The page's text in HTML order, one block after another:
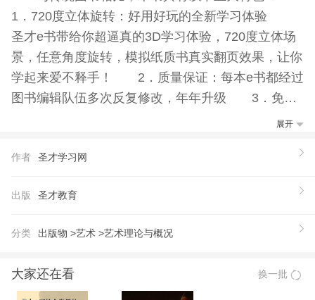
1．720度立体旋转：好用好玩的全新学习体验
圣才e书带给你超逼真的3D学习体验，720度立体场
景，任意角度旋转，模拟纸质书真实翻页效果，让你
学起来爱不释手！ 2．质量保证：每本e书都经过
图书编辑队伍多次反复修改，年年升级 3．免费
升级：更新并完善内容，终身免费升级 如购买本
的内容有所修订、完善，系统立即自动提示您免费在
真正做到了一次购买，终身使用。当您的电子书出现
记录笔记、全文搜索等十大功能 本书具有“记录
屏看书”、“界面设置”等功能。 （1）e书阅读器
展开
作者 圣才学习网
出版 圣才教育
分类 出版物 >艺术 >艺术理论与概况
大家还在看 换一批